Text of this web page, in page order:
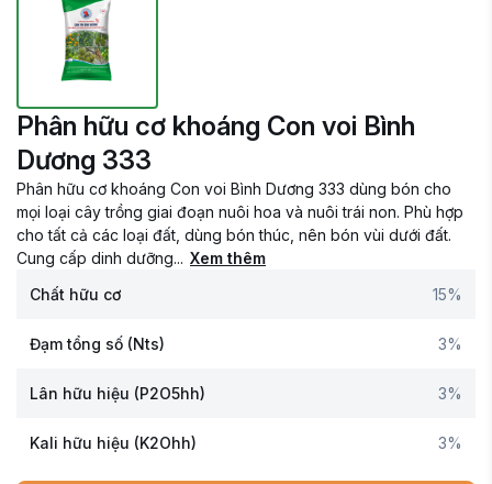
Phân hữu cơ khoáng Con voi Bình
Dương 333
Phân hữu cơ khoáng Con voi Bình Dương 333 dùng bón cho
mọi loại cây trồng giai đoạn nuôi hoa và nuôi trái non. Phù hợp
cho tất cả các loại đất, dùng bón thúc, nên bón vùi dưới đất.
Cung cấp dinh dưỡng... Xem thêm
Chất hữu cơ
15%
Đạm tổng số (Nts) 3%
Lân hữu hiệu (P2O5hh) 3%
Kali hữu hiệu (K2Ohh) 3%